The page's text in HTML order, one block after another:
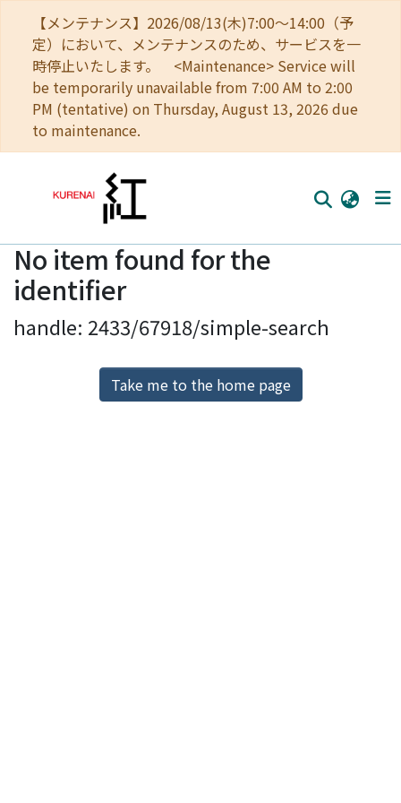
【メンテナンス】2026/08/13(木)7:00～14:00（予
定）において、メンテナンスのため、サービスを一
時停止いたします。 <Maintenance> Service will
be temporarily unavailable from 7:00 AM to 2:00
PM (tentative) on Thursday, August 13, 2026 due
to maintenance.
Home
Communities
Browse
Download Ranking
No item found for the
identifier
handle: 2433/67918/simple-search
Take me to the home page